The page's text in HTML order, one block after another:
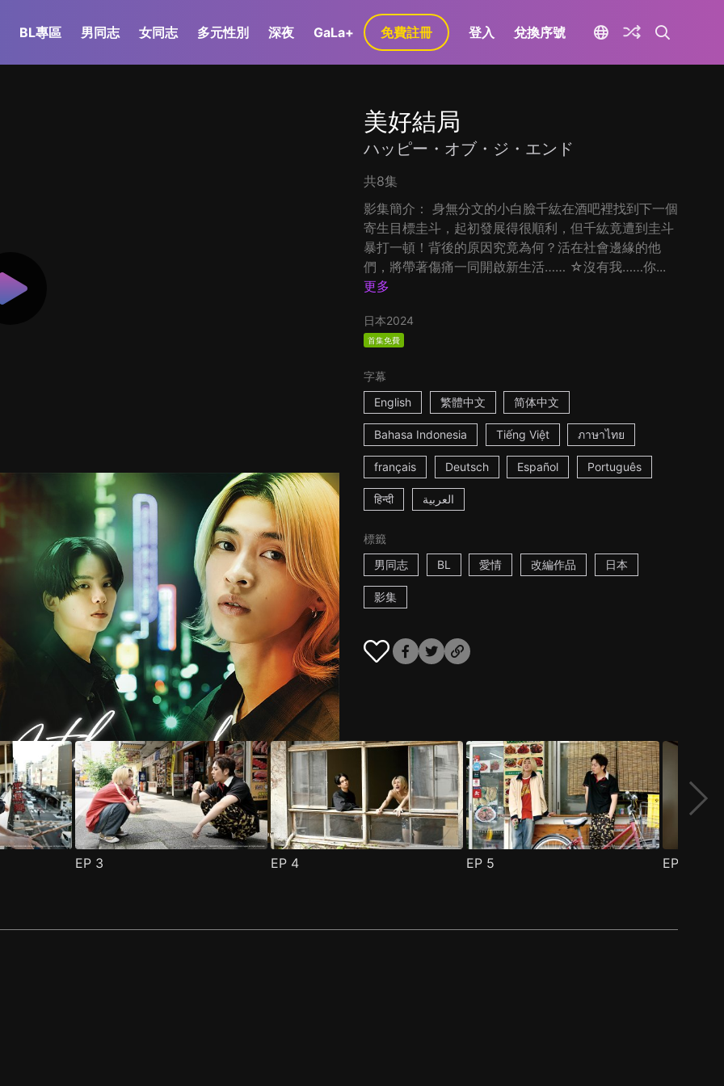
BL專區 男同志 女同志 多元性別 深夜 GaLa+ 免費註冊 登入 兌換序號
美好結局
ハッピー・オブ・ジ・エンド
共8集
影集簡介： 身無分文的小白臉千紘在酒吧裡找到下一個
寄生目標圭斗，起初發展得很順利，但千紘竟遭到圭斗
暴打一頓！背後的原因究竟為何？活在社會邊緣的他
們，將帶著傷痛一同開啟新生活…… ☆沒有我……你...
更多
日本2024
首集免費
字幕
English
繁體中文 简体中文
Bahasa Indonesia Tiếng Việt ภาษาไทย
français Deutsch Español Português
हिन्दी العربية
標籤
男同志
BL 愛情 改編作品 日本
影集
EP 3 EP 4 EP 5 EP